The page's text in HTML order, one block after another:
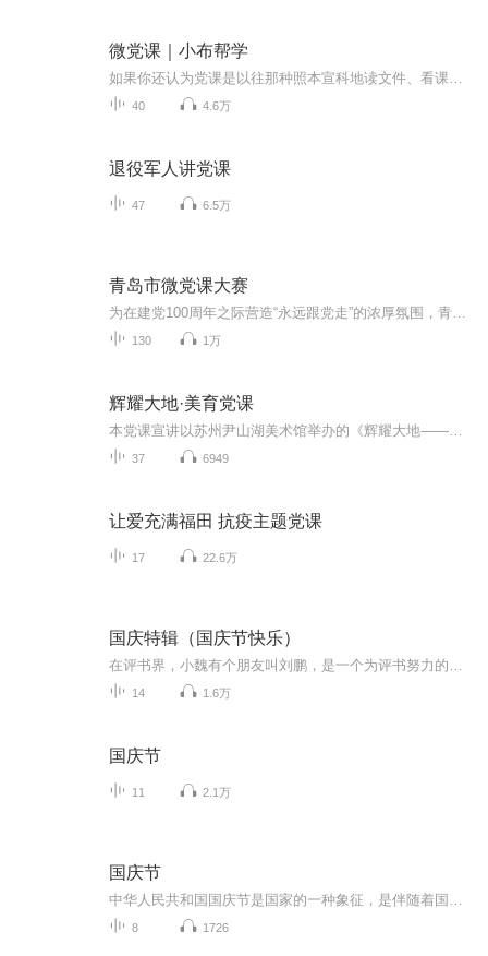
微党课｜小布帮学
40 4.6万
退役军人讲党课
47 6.5万
青岛市微党课大赛
130 1万
辉耀大地·美育党课
37 6949
让爱充满福田 抗疫主题党课
17 22.6万
国庆特辑（国庆节快乐）
14 1.6万
国庆节
11 2.1万
国庆节
8 1726